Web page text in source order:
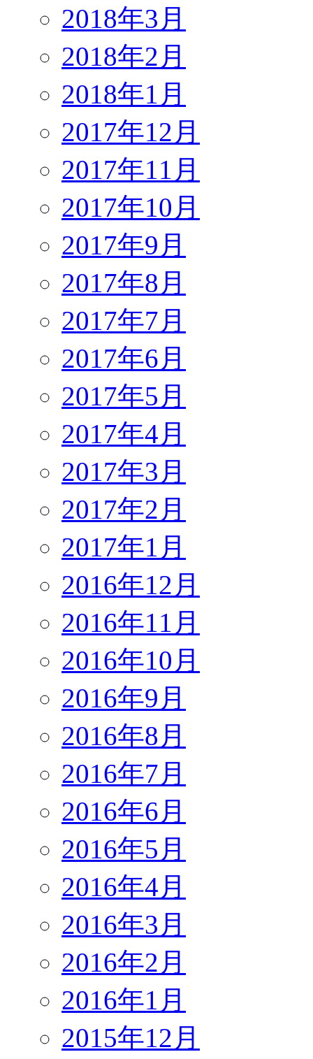
2018年3月
2018年2月
2018年1月
2017年12月
2017年11月
2017年10月
2017年9月
2017年8月
2017年7月
2017年6月
2017年5月
2017年4月
2017年3月
2017年2月
2017年1月
2016年12月
2016年11月
2016年10月
2016年9月
2016年8月
2016年7月
2016年6月
2016年5月
2016年4月
2016年3月
2016年2月
2016年1月
2015年12月